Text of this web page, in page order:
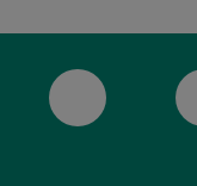
ULB Bluesky